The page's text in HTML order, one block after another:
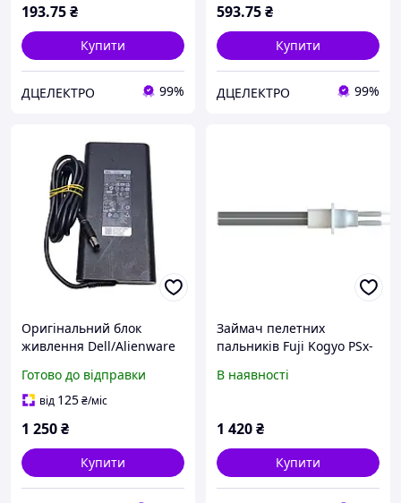
193.75₴
Купити
ДЦЕЛЕКТРО 99%
593.75₴
Купити
ДЦЕЛЕКТРО 99%
Оригінальний блок
живлення Dell/Alienware
7.4x5.0 мм з голкою) Slim
LA240PM180 + кабель
Готово до відправки
від 125₴/міс
1 250₴
Купити
Займач пелетних
пальників Fuji Kogyo PSx-
(запальник для пелетного
В наявності
1 420₴
Купити